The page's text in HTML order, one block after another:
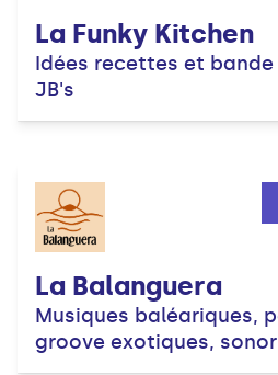
La Funky Kitchen
Idées recettes et bande
JB's
La Balanguera
Musiques baléariques,
groove exotiques,